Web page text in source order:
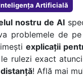
Artificială
nostru de AI
problemele de
explicații
rulezi exact
! Află mai